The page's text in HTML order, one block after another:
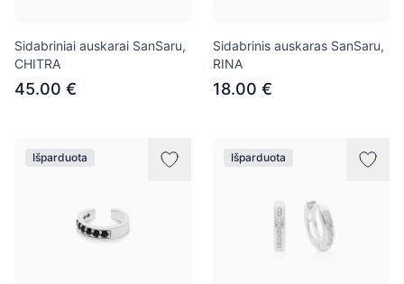
Sidabriniai auskarai SanSaru,
CHITRA
45.00 €
Sidabrinis auskaras SanSaru,
RINA
18.00 €
Išparduota Išparduota